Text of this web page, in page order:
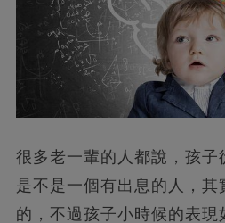
很多老一輩的人都說，孩子
是不是一個有出息的人，其
的，不過孩子小時候的表現